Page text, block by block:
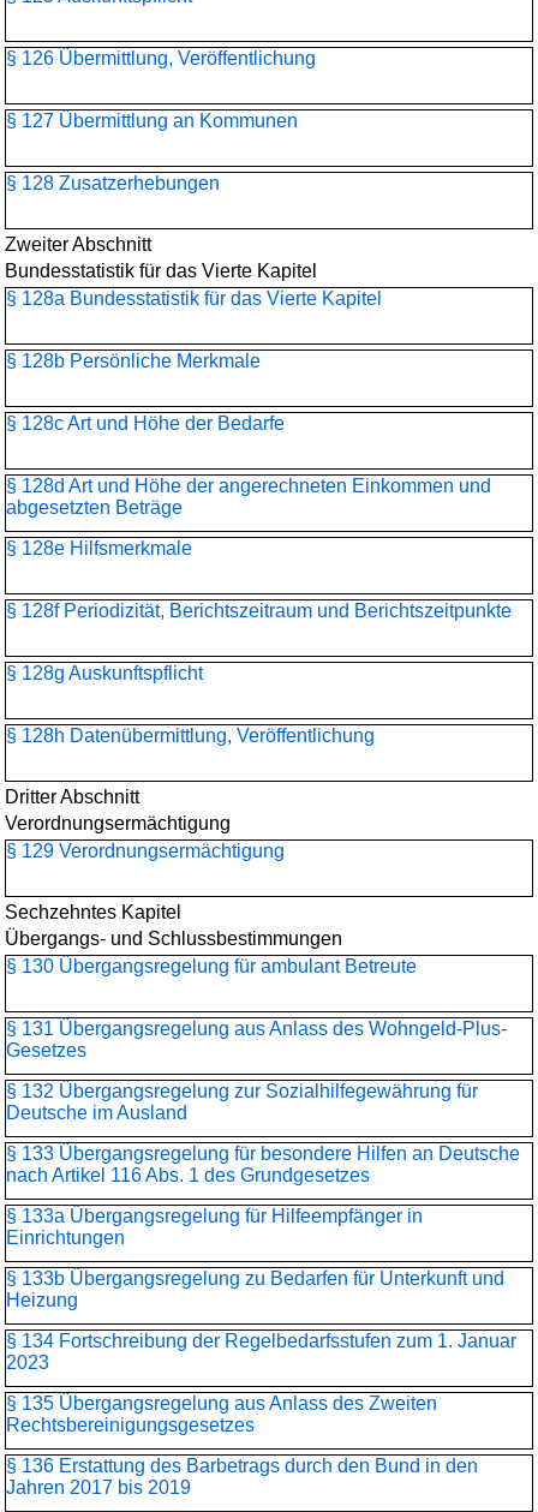
§ 126 Übermittlung, Veröffentlichung
§ 127 Übermittlung an Kommunen
§ 128 Zusatzerhebungen
Zweiter Abschnitt
Bundesstatistik für das Vierte Kapitel
§ 128a Bundesstatistik für das Vierte Kapitel
§ 128b Persönliche Merkmale
§ 128c Art und Höhe der Bedarfe
§ 128d Art und Höhe der angerechneten Einkommen und
abgesetzten Beträge
§ 128e Hilfsmerkmale
§ 128f Periodizität, Berichtszeitraum und Berichtszeitpunkte
§ 128g Auskunftspflicht
§ 128h Datenübermittlung, Veröffentlichung
Dritter Abschnitt
Verordnungsermächtigung
§ 129 Verordnungsermächtigung
Sechzehntes Kapitel
Übergangs- und Schlussbestimmungen
§ 130 Übergangsregelung für ambulant Betreute
§ 131 Übergangsregelung aus Anlass des Wohngeld-Plus-
Gesetzes
§ 132 Übergangsregelung zur Sozialhilfegewährung für
Deutsche im Ausland
§ 133 Übergangsregelung für besondere Hilfen an Deutsche
nach Artikel 116 Abs. 1 des Grundgesetzes
§ 133a Übergangsregelung für Hilfeempfänger in
Einrichtungen
§ 133b Übergangsregelung zu Bedarfen für Unterkunft und
Heizung
§ 134 Fortschreibung der Regelbedarfsstufen zum 1. Januar
2023
§ 135 Übergangsregelung aus Anlass des Zweiten
Rechtsbereinigungsgesetzes
§ 136 Erstattung des Barbetrags durch den Bund in den
Jahren 2017 bis 2019